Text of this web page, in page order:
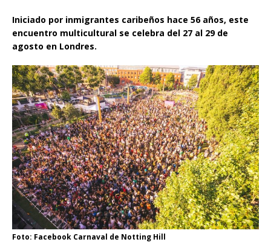
Iniciado por inmigrantes caribeños hace 56 años, este
encuentro multicultural se celebra del 27 al 29 de
agosto en Londres.
Foto: Facebook Carnaval de Notting Hill